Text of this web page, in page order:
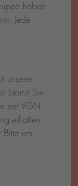
haben
Jede
unserer
(damit Sie
per VGN
erhalten
Bitte um